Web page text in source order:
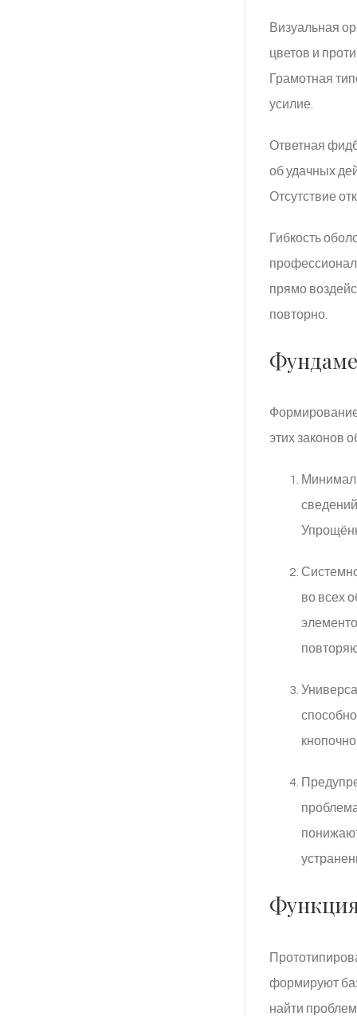
Визуальная
цветов и
Грамотная
усилие.
Ответная
об удачных
Отсутствие
Гибкость
прямо
повторно.
этих законов
во всех
формируют
найти